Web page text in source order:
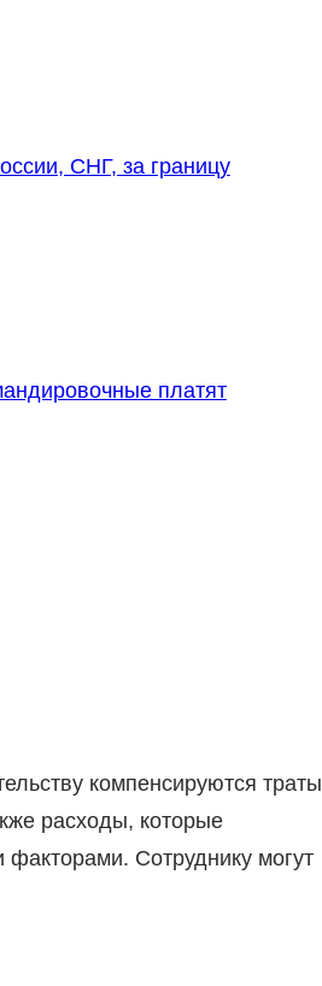
СНГ, за границу
платят
компенсируются траты
расходы, которые
Сотруднику могут